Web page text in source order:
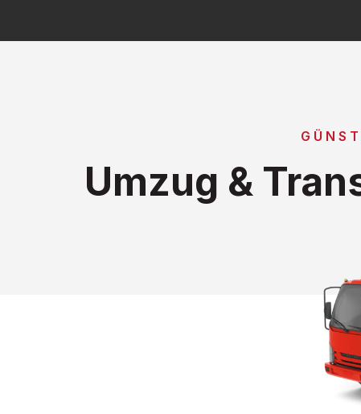
Umzug &